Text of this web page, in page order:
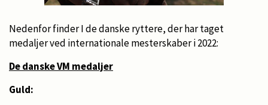
Nedenfor finder I de danske ryttere, der har taget
medaljer ved internationale mesterskaber i 2022:
De danske VM medaljer
Guld: